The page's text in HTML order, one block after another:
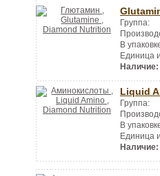
Группа:
В
Единица
Наличие:
Liquid
Группа:
В
Единица
Наличие: